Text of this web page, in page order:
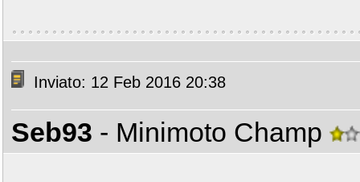
Inviato: 12 Feb 2016 20:38
Seb93 - Minimoto Champ